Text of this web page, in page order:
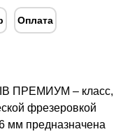
Оплата
ПРЕМИУМ – класс,
фрезеровкой
мм предназначена